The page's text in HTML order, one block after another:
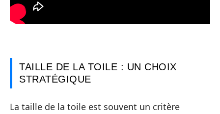
TAILLE DE LA TOILE : UN CHOIX
STRATÉGIQUE
La taille de la toile est souvent un critère